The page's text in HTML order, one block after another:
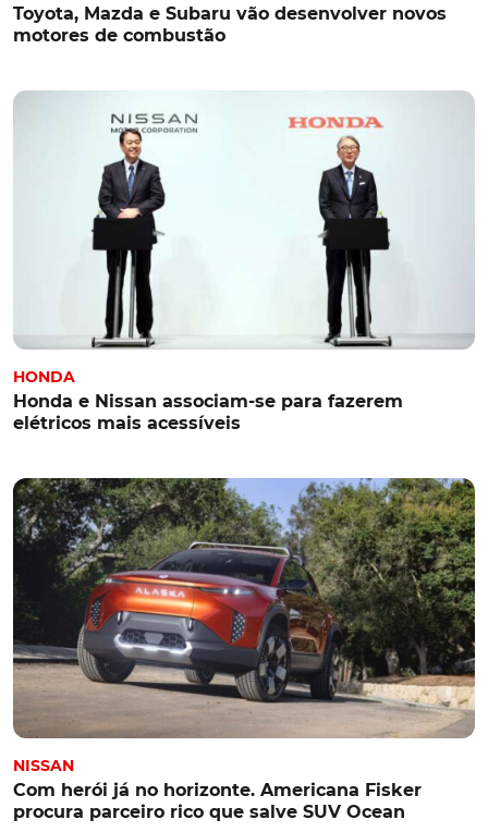
Toyota, Mazda e Subaru vão desenvolver novos
motores de combustão
HONDA
Honda e Nissan associam-se para fazerem
elétricos mais acessíveis
NISSAN
Com herói já no horizonte. Americana Fisker
procura parceiro rico que salve SUV Ocean